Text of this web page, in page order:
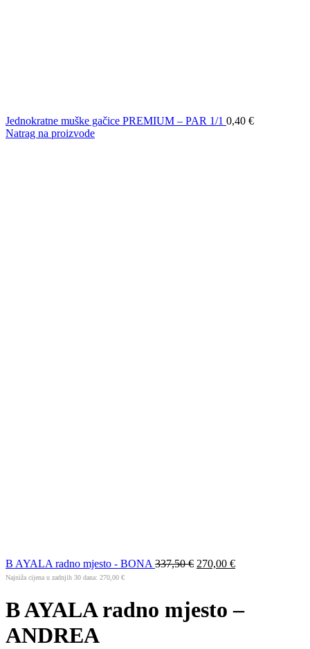
Jednokratne muške gačice PREMIUM – PAR 1/1 0,40 €
Natrag na proizvode
B AYALA radno mjesto - BONA 337,50€ 270,00 €
Najniža cijena u zadnjih 30 dana: 270,00 €
B AYALA radno mjesto –
ANDREA